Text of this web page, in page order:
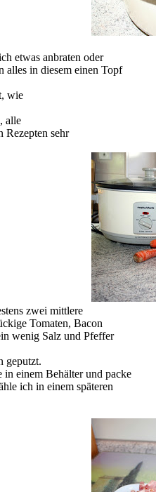
etwas anbraten oder
alles in diesem einen Topf
wie
alle
Rezepten sehr
zwei mittlere
Tomaten, Bacon
wenig Salz und Pfeffer
geputzt.
einem Behälter und packe
ich in einem späteren